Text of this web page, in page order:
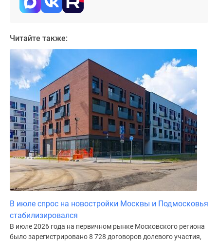
Дома
Коттеджные
поселки
Новой
Москве
Готовые
коттеджные
поселки
Строящиеся
коттеджные
поселки
Коттеджные
поселки
лесу
Коттеджные
поселки
Читайте также:
В июле спрос на новостройки Москвы и Подмосковья
стабилизировался
В июле 2026 года на первичном рынке Московского региона
было зарегистрировано 8 728 договоров долевого участия,